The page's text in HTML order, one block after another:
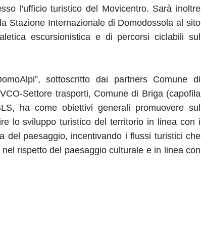
l'ufficio turistico del Movicentro. Sarà inoltre
Stazione Internazionale di Domodossola al sito
escursionistica e di percorsi ciclabili sul
sottoscritto dai partners Comune di
Settore trasporti, Comune di Briga (capofila
ha come obiettivi generali promuovere sul
lo sviluppo turistico del territorio in linea con i
del paesaggio, incentivando i flussi turistici che
rispetto del paesaggio culturale e in linea con